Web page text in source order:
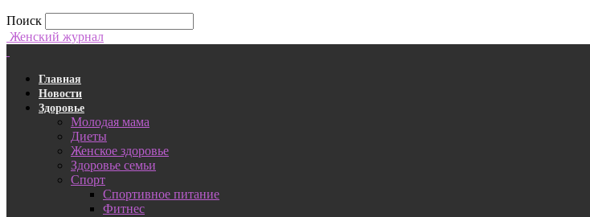
Поиск
Женский журнал
Главная
Новости
Здоровье
Молодая мама
Диеты
Женское здоровье
Здоровье семьи
Спорт
Спортивное питание
Фитнес